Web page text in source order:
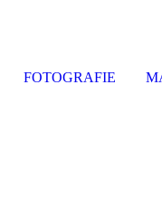
FOTOGRAFIE